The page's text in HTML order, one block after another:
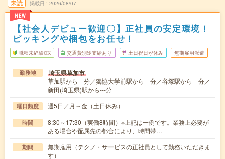
未読
NEW
掲載日 2026/08/07
【社会人デビュー歓迎〇】正社員の安定環境！
ピッキングや梱包をお任せ！
職種未経験OK 交通費別途支給あり 土日祝日が休み 無期雇用派遣
勤務地 埼玉県草加市
草加駅から---分／獨協大学前駅から---分／谷塚駅から---分／
新田(埼玉県)駅から---分
曜日頻度 週5日／月～金（土日休み）
時間
8:30～17:30（実働8時間）※上記は一例です。業務上必要が
ある場合や配属先の都合により、時間帯…
期間
無期雇用（テクノ・サービスの正社員として勤務いただきま
す）